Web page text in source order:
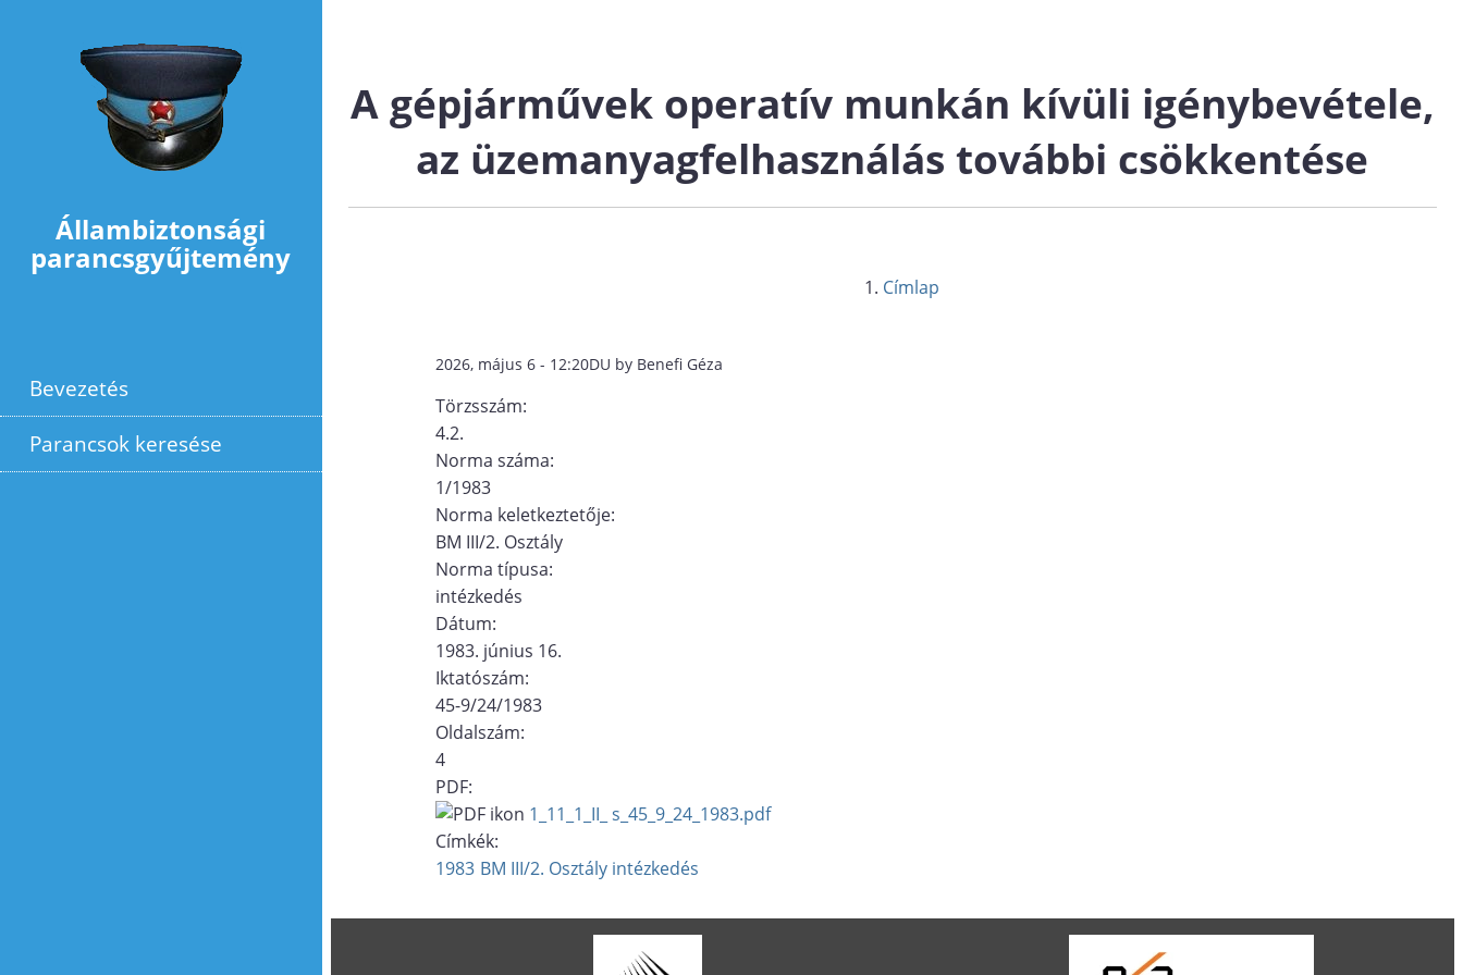
Állambiztonsági
parancsgyűjtemény
Bevezetés
Parancsok keresése
A gépjárművek operatív munkán kívüli igénybevétele,
az üzemanyagfelhasználás további csökkentése
Címlap
2026, május 6 - 12:20DU by Benefi Géza
Törzsszám:
4.2.
Norma száma:
1/1983
Norma keletkeztetője:
BM III/2. Osztály
Norma típusa:
intézkedés
Dátum:
1983. június 16.
Iktatószám:
45-9/24/1983
Oldalszám:
4
PDF:
1_11_1_II_ s_45_9_24_1983.pdf
Címkék:
1983 BM III/2. Osztály intézkedés